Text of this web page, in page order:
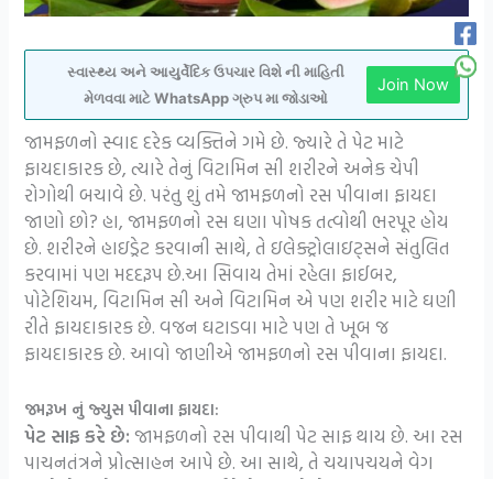
સ્વાસ્થ્ય અને આયુર્વેદિક ઉપચાર વિશે ની માહિતી
મેળવવા માટે WhatsApp ગ્રુપ મા જોડાઓ
Join Now
જામફળનો સ્વાદ દરેક વ્યક્તિને ગમે છે. જ્યારે તે પેટ માટે
ફાયદાકારક છે, ત્યારે તેનું વિટામિન સી શરીરને અનેક ચેપી
રોગોથી બચાવે છે. પરંતુ શું તમે જામફળનો રસ પીવાના ફાયદા
જાણો છો? હા, જામફળનો રસ ઘણા પોષક તત્વોથી ભરપૂર હોય
છે. શરીરને હાઇડ્રેટ કરવાની સાથે, તે ઇલેક્ટ્રોલાઇટ્સને સંતુલિત
કરવામાં પણ મદદરૂપ છે.આ સિવાય તેમાં રહેલા ફાઈબર,
પોટેશિયમ, વિટામિન સી અને વિટામિન એ પણ શરીર માટે ઘણી
રીતે ફાયદાકારક છે. વજન ઘટાડવા માટે પણ તે ખૂબ જ
ફાયદાકારક છે. આવો જાણીએ જામફળનો રસ પીવાના ફાયદા.
જમરૂખ નું જ્યુસ પીવાના ફાયદા:
પેટ સાફ કરે છે: જામફળનો રસ પીવાથી પેટ સાફ થાય છે. આ રસ
પાચનતંત્રને પ્રોત્સાહન આપે છે. આ સાથે, તે ચયાપચયને વેગ